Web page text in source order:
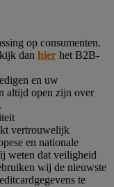
op consumenten.
dan hier het B2B-
en uw
altijd open zijn over
vertrouwelijk
en nationale
weten dat veiligheid
wij de nieuwste
te